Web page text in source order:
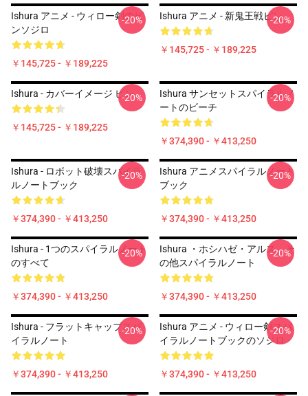
Ishura アニメ - ウィロー剣のピ
ンソジロ
￥145,725 - ￥189,225
-20% Ishura アニメ - 新鬼王戦ピン
￥145,725 - ￥189,225
-20%
Ishura - カバーイメージ ピン
￥145,725 - ￥189,225
-20%
Ishura サンセットスパイラルノ
ートのビーチ
￥374,390 - ￥413,250
-20%
Ishura - ロボット破壊スパイラ
ルノートブック
￥374,390 - ￥413,250
-20%
Ishura アニメスパイラルノート
ブック
￥374,390 - ￥413,250
-20%
Ishura - 1つのスパイラルノート
のすべて
￥374,390 - ￥413,250
-20%
Ishura ・ホシハゼ・アルス、そ
の他スパイラルノート
￥374,390 - ￥413,250
-20%
Ishura - フラットキャップスパ
イラルノート
￥374,390 - ￥413,250
-20%
Ishura アニメ - ウィロー剣スパ
イラルノートブックのソジロ
￥374,390 - ￥413,250
-20%